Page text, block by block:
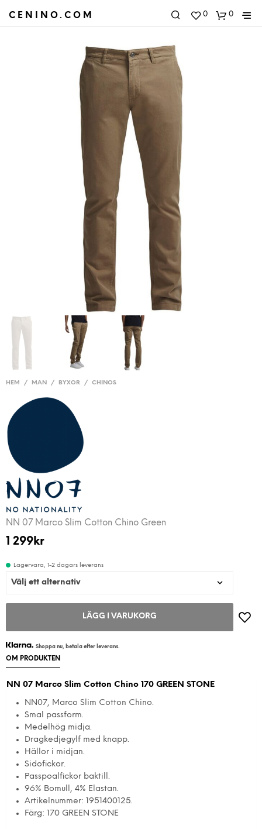
CENINO.COM 0 0
HEM / MAN / BYXOR / CHINOS
NN 07 Marco Slim Cotton Chino Green
1 299 kr
Lagervara, 1-2 dagars leverans
LÄGG I VARUKORG
Shoppa nu, betala efter leverans.
OM PRODUKTEN
NN 07 Marco Slim Cotton Chino 170 GREEN STONE
NN07, Marco Slim Cotton Chino.
Smal passform.
Medelhög midja.
Dragkedjegylf med knapp.
Hällor i midjan.
Sidofickor.
Passpoalfickor baktill.
96% Bomull, 4% Elastan.
Artikelnummer: 1951400125.
Färg: 170 GREEN STONE